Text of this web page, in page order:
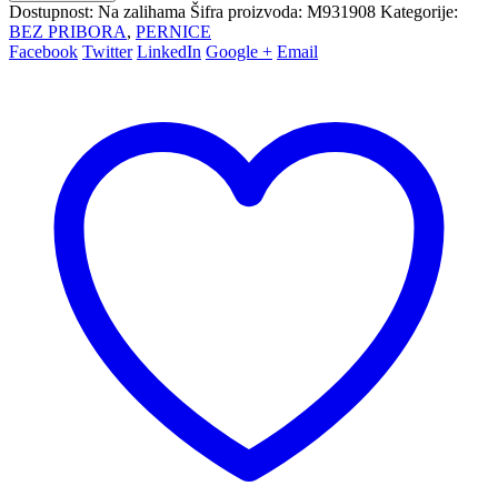
Dostupnost: Na zalihama Šifra proizvoda: M931908 Kategorije:
BEZ PRIBORA, PERNICE
Facebook Twitter LinkedIn Google + Email